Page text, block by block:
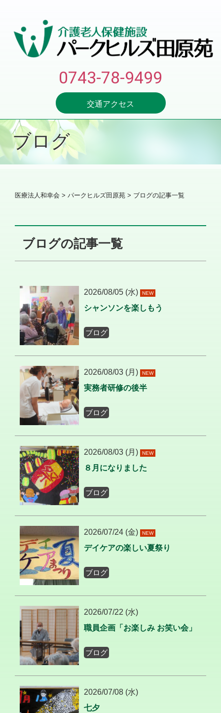
0743-78-9499
交通アクセス
ブログ
医療法人和幸会 > パークヒルズ田原苑 > ブログの記事一覧
ブログの記事一覧
2026/08/05 (水) NEW
シャンソンを楽しもう
ブログ
2026/08/03 (月) NEW
実務者研修の後半
ブログ
2026/08/03 (月) NEW
８月になりました
ブログ
2026/07/24 (金) NEW
デイケアの楽しい夏祭り
ブログ
2026/07/22 (水)
職員企画「お楽しみ お笑い会」
ブログ
2026/07/08 (水)
七夕